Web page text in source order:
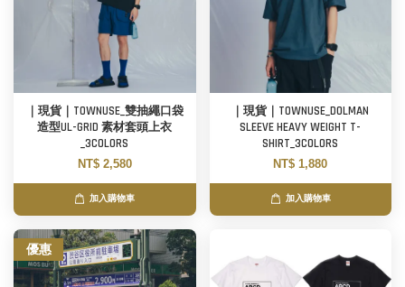
｜現貨｜TOWNUSE_雙抽繩口袋
造型UL-GRID 素材套頭上衣
_3COLORS
NT$ 2,580
加入購物車
｜現貨｜TOWNUSE_DOLMAN
SLEEVE HEAVY WEIGHT T-
SHIRT_3COLORS
NT$ 1,880
加入購物車
優惠